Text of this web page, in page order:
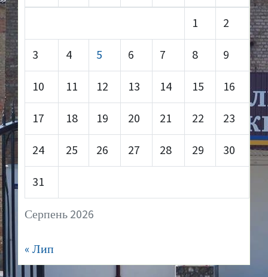
Серпень 2026
1 2
3 4 5 6 7 8 9
10 11 12 13 14 15 16
17 18 19 20 21 22 23
24 25 26 27 28 29 30
31
« Лип